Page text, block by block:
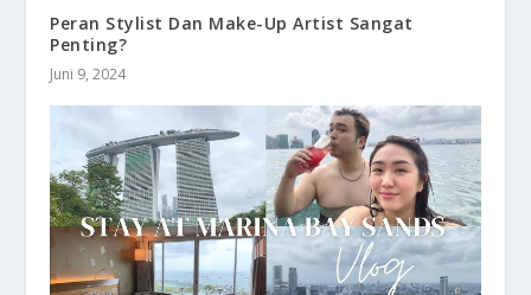
Peran Stylist Dan Make-Up Artist Sangat
Penting?
Juni 9, 2024